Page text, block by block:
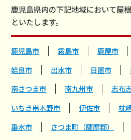
鹿児島県内の下記地域において屋
といたします。
鹿児島市 霧島市 鹿屋市
姶良市
出水市 日置市
南さつま市
南九州市
志布
いちき串木野市
伊佐市 枕
垂水市
さつま町（薩摩郡）